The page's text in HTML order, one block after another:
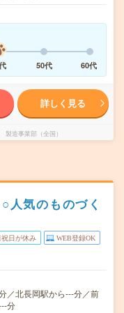
50代 60代
詳しく見る
造事業部（全国）
人気のものづく
祝日が休み WEB登録OK
／北長岡駅から---分／前
分